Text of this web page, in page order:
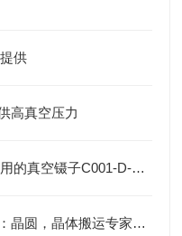
供
高真空压力
日本FLOURO福乐真空泵配套使用的真空镊子C001-D-Y-100
日本福乐Fluoro真空吸笔/真空泵：晶圆，晶体搬运专家，高效无损操作